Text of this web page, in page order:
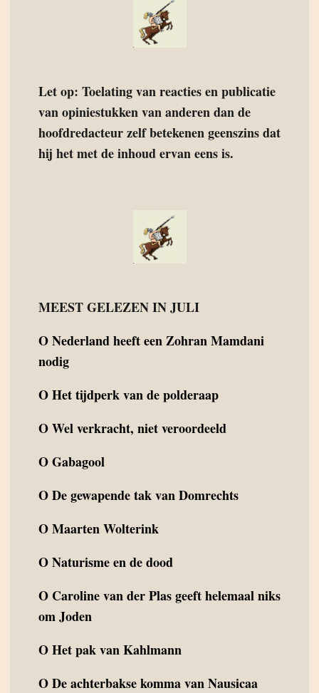
Let op: Toelating van reacties en publicatie
van opiniestukken van anderen dan de
hoofdredacteur zelf betekenen geenszins dat
hij het met de inhoud ervan eens is.
MEEST GELEZEN IN JULI
ONederland heeft een Zohran Mamdani
nodig
OHet tijdperk van de polderaap
OWel verkracht, niet veroordeeld
OGabagool
ODe gewapende tak van Domrechts
OMaarten Wolterink
ONaturisme en de dood
O Caroline van der Plas geeft helemaal niks
om Joden
OHet pak van Kahlmann
ODe achterbakse komma van Nausicaa